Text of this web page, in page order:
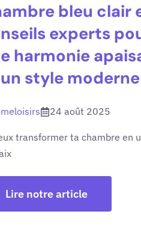
bleu clair
experts
harmonie
style moderne
24 août 2025
transformer ta chambre en
Lire notre article